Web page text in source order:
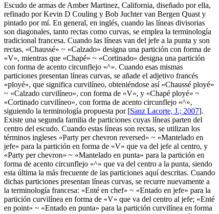
Escudo de armas de Amber Martinez, California, diseñado por ella,
refinado por Kevin D Couling y Bob Juchter van Bergen Quast y
pintado por mí. En general, en inglés, cuando las líneas divisorias
son diagonales, tanto rectas como curvas, se emplea la terminología
tradicional francesa. Cuando las líneas van del jefe a la punta y son
rectas, «Chaussé» ~ «Calzado» designa una partición con forma de
«V», mientras que «Chapé» ~ «Cortinado» designa una partición
con forma de acento circunflejo «^». Cuando esas mismas
particiones presentan líneas curvas, se añade el adjetivo francés
«ployé», que significa curvilíneo, obteniéndose así «Chaussé ployé»
~ «Calzado curvilíneo», con forma de «V», y «Chapé ployé» ~
«Cortinado curvilíneo», con forma de acento circunflejo «^»,
siguiendo la terminología propuesta por [Sanz Lacorte, J.; 2007].
Existe una segunda familia de particiones cuyas líneas parten del
centro del escudo. Cuando estas líneas son rectas, se utilizan los
términos ingleses «Party per chevron reversed» ~ «Mantelado en
jefe» para la partición en forma de «V» que va del jefe al centro, y
«Party per chevron» ~ «Mantelado en punta» para la partición en
forma de acento circunflejo «^» que va del centro a la punta, siendo
esta última la más frecuente de las particiones aquí descritas. Cuando
dichas particiones presentan líneas curvas, se recurre nuevamente a
la terminología francesa: «Enté en chef» ~ «Entado en jefe» para la
partición curvilínea en forma de «V» que va del centro al jefe; «Enté
en point» ~ «Entado en punta» para la partición curvilínea en forma